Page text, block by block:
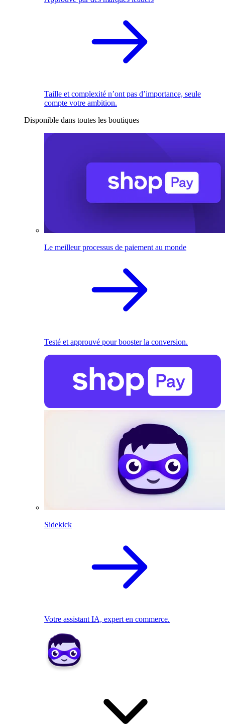
Taille et complexité n’ont pas d’importance, seule
compte votre ambition.
Disponible dans toutes les boutiques
Le meilleur processus de paiement au monde
Testé et approuvé pour booster la conversion.
Sidekick
Votre assistant IA, expert en commerce.